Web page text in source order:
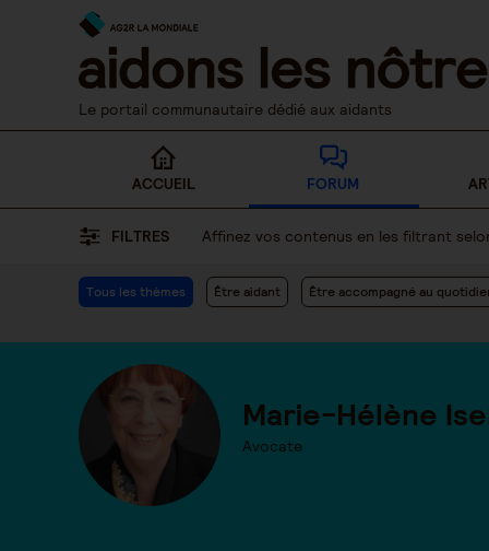
Le portail communautaire dédié aux aidants
ACCUEIL FORUM
FILTRES Affinez vos contenus en les filtrant
Tous les thèmes Être aidant Être accompagné au
Marie-Hélène
Avocate